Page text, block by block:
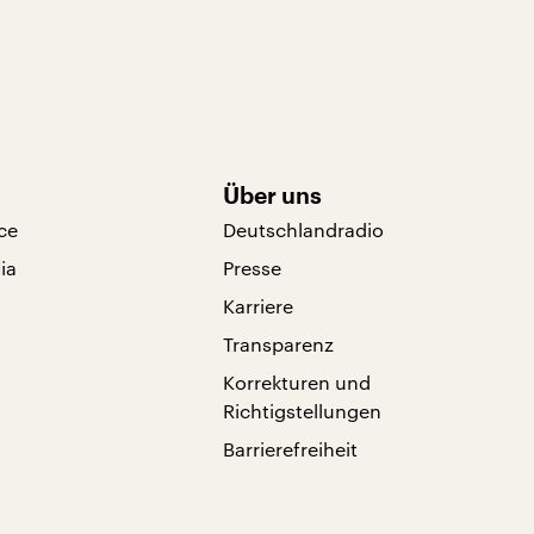
Über uns
Deutschlandradio
Presse
Karriere
Transparenz
Korrekturen und
Richtigstellungen
Barrierefreiheit